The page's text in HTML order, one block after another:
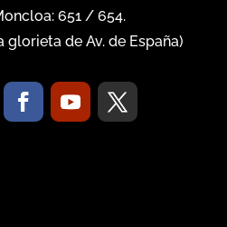
651/ 654.
de Av. de España)